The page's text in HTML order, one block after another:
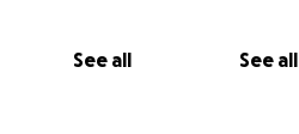
See all See all